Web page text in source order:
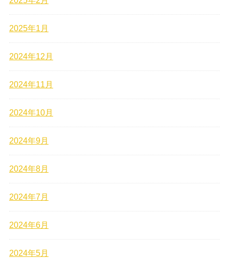
2025年1月
2024年12月
2024年11月
2024年10月
2024年9月
2024年8月
2024年7月
2024年6月
2024年5月